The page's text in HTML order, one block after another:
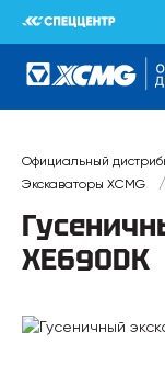
Официальный
Экскаваторы XCMG /
XE690DK